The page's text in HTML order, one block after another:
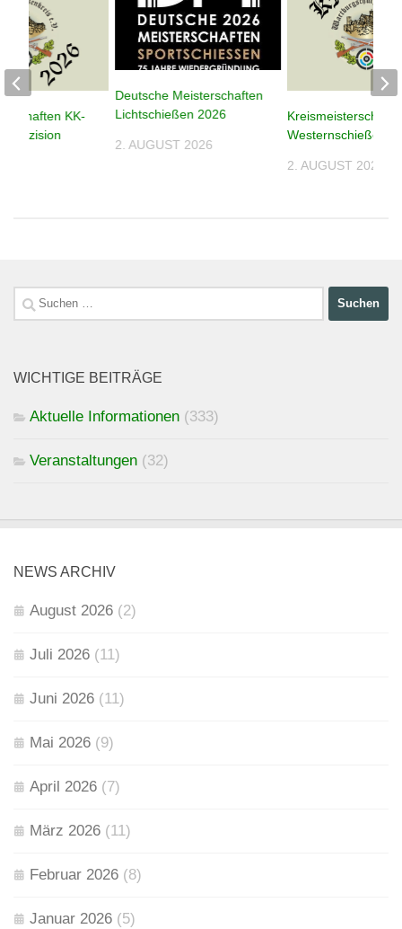
Deutsche Meisterschaften
Lichtschießen 2026
2. AUGUST 2026
Westernschießen
2. AUGUST 2026
KK-
Präzision
Suchen
nach:
WICHTIGE BEITRÄGE
Aktuelle Informationen (333)
Veranstaltungen (32)
NEWS ARCHIV
August 2026 (2)
Juli 2026 (11)
Juni 2026 (11)
Mai 2026 (9)
April 2026 (7)
März 2026 (11)
Februar 2026 (8)
Januar 2026 (5)